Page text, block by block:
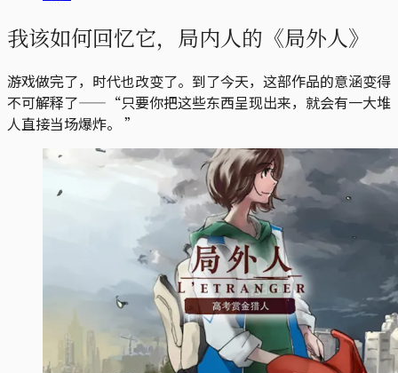
我该如何回忆它，局内人的《局外人》
游戏做完了，时代也改变了。到了今天，这部作品的意涵变得
不可解释了——“只要你把这些东西呈现出来，就会有一大堆
人直接当场爆炸。 ”